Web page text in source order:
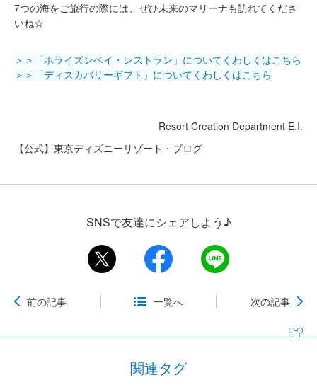
7つの海をご旅行の際には、ぜひ未来のマリーナも訪れてくださ
いね☆
＞＞「ホライズンベイ・レストラン」についてくわしくはこちら
＞＞「ディスカバリーギフト」についてくわしくはこちら
Resort Creation Department E.I.
【公式】東京ディズニーリゾート・ブログ
SNSで友達にシェアしよう♪
前の記事 一覧へ 次の記事
関連タグ